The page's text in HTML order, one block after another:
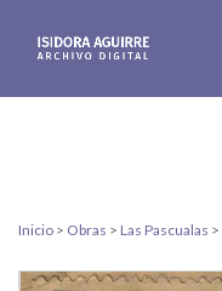
Inicio > Obras > Las Pascualas >